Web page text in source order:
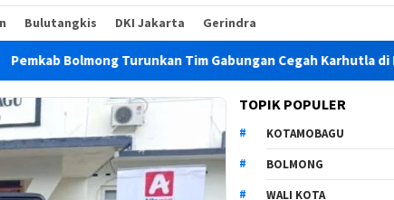
Bulutangkis DKI Jakarta Gerindra
Bolmong Turunkan Tim Gabungan Cegah Karhutla di Lolak
TOPIK POPULER
KOTAMOBAGU
BOLMONG
WALI KOTA